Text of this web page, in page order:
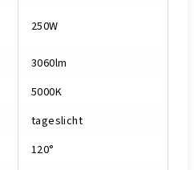
250W
3060lm
5000K
tageslicht
120°